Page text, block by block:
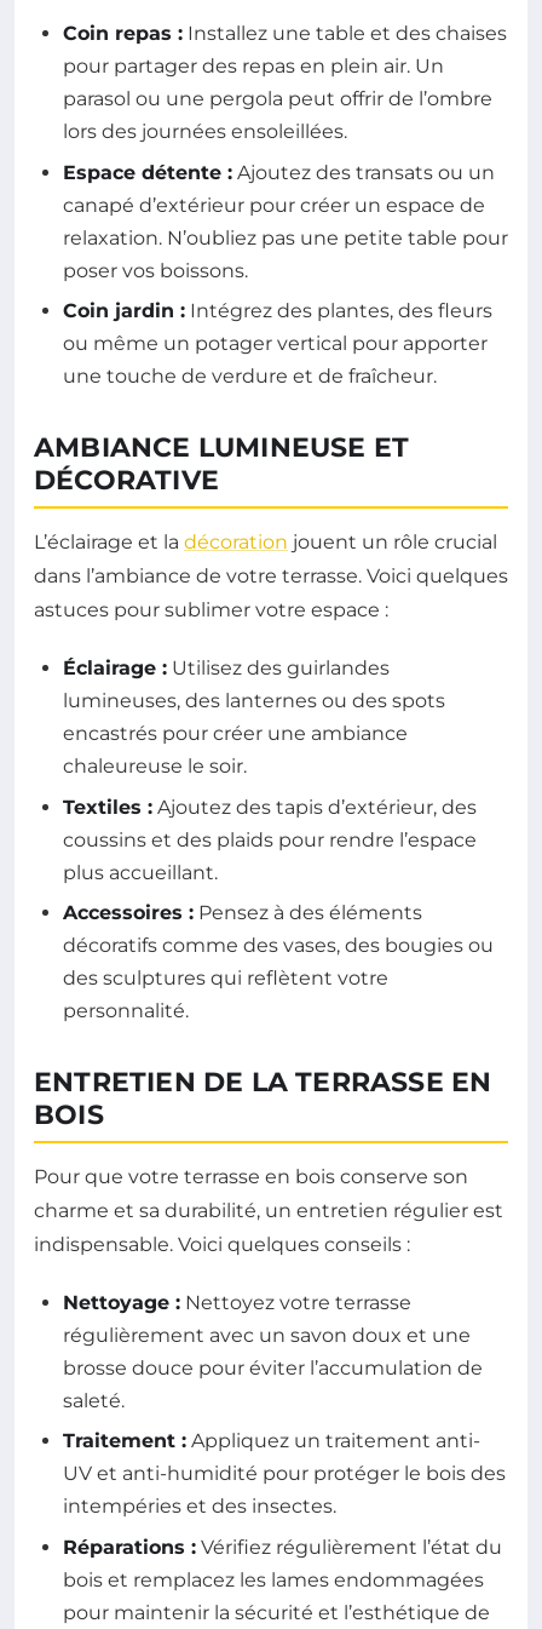
Coin repas : Installez une table et des chaises
pour partager des repas en plein air. Un
parasol ou une pergola peut offrir de l’ombre
lors des journées ensoleillées.
Espace détente : Ajoutez des transats ou un
canapé d’extérieur pour créer un espace de
relaxation. N’oubliez pas une petite table pour
poser vos boissons.
Coin jardin : Intégrez des plantes, des fleurs
ou même un potager vertical pour apporter
une touche de verdure et de fraîcheur.
AMBIANCE LUMINEUSE ET
DÉCORATIVE
L’éclairage et la décoration jouent un rôle crucial
dans l’ambiance de votre terrasse. Voici quelques
astuces pour sublimer votre espace :
Éclairage : Utilisez des guirlandes
lumineuses, des lanternes ou des spots
encastrés pour créer une ambiance
chaleureuse le soir.
Textiles : Ajoutez des tapis d’extérieur, des
coussins et des plaids pour rendre l’espace
plus accueillant.
Accessoires : Pensez à des éléments
décoratifs comme des vases, des bougies ou
des sculptures qui reflètent votre
personnalité.
ENTRETIEN DE LA TERRASSE EN
BOIS
Pour que votre terrasse en bois conserve son
charme et sa durabilité, un entretien régulier est
indispensable. Voici quelques conseils :
Nettoyage : Nettoyez votre terrasse
régulièrement avec un savon doux et une
brosse douce pour éviter l’accumulation de
saleté.
Traitement : Appliquez un traitement anti-
UV et anti-humidité pour protéger le bois des
intempéries et des insectes.
Réparations : Vérifiez régulièrement l’état du
bois et remplacez les lames endommagées
pour maintenir la sécurité et l’esthétique de